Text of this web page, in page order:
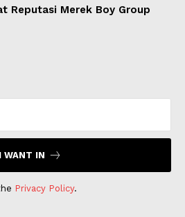
Reputasi Merek Boy Group
I WANT IN
Privacy Policy.